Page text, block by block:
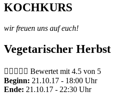
KOCHKURS
wir freuen uns auf euch!
Vegetarischer Herbst
     Bewertet mit 4.5 von 5
Beginn: 21.10.17 - 18:00 Uhr
Ende: 21.10.17 - 22:30 Uhr